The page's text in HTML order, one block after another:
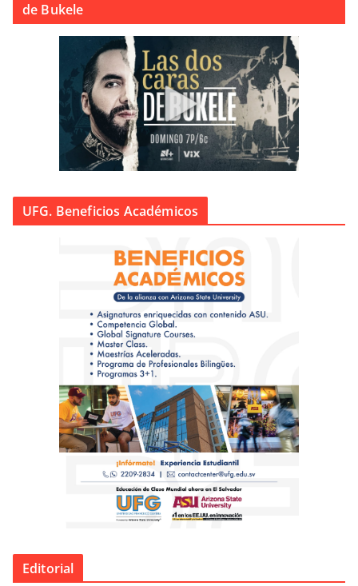
de Bukele
UFG. Beneficios Académicos
Editorial